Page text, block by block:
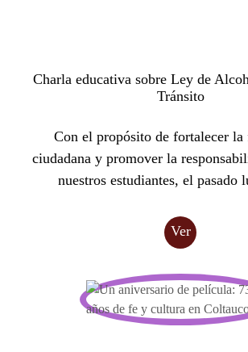
Charla educativa sobre Ley de
Tránsito
Con el propósito de fortalecer
ciudadana y promover la
nuestros estudiantes, el pasado
Ver